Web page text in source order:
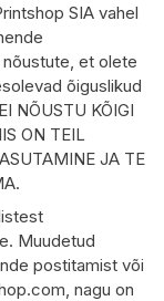
SIA vahel
et olete
õiguslikud
NÕUSTU KÕIGI
ON TEIL
JA TE
Muudetud
postitamist või
, nagu on